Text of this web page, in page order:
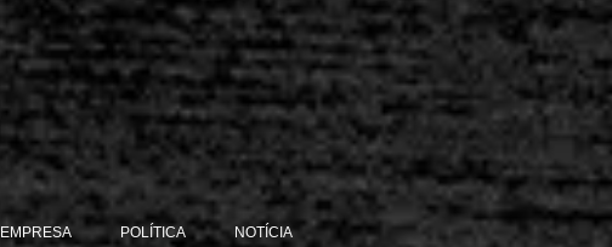
EMPRESA POLÍTICA NOTÍCIA